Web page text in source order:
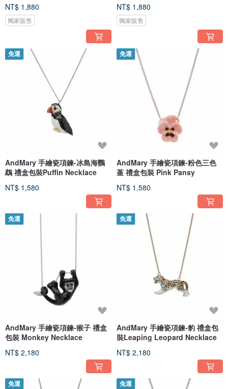
NT$ 1,880
獨家販售
NT$ 1,880
獨家販售
免運
AndMary 手繪瓷項鍊-冰島海鸚
鵡 禮盒包裝Puffin Necklace
NT$ 1,580
免運
AndMary 手繪瓷項鍊-粉色三色
堇 禮盒包裝 Pink Pansy
NT$ 1,580
免運
AndMary 手繪瓷項鍊-猴子 禮盒
包裝 Monkey Necklace
NT$ 2,180
免運
AndMary 手繪瓷項鍊-豹 禮盒包
裝Leaping Leopard Necklace
NT$ 2,180
免運 免運